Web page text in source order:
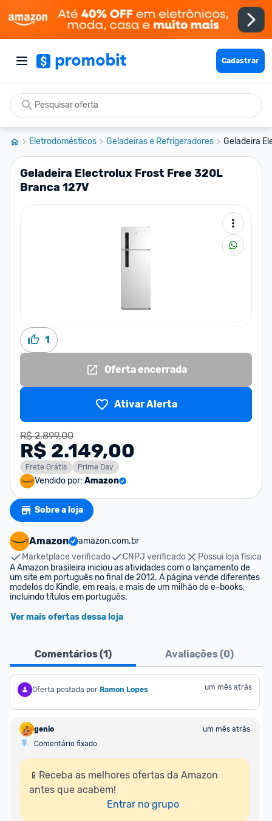
Cadastrar
Eletrodomésticos Geladeiras e Refrigeradores Geladeira
Geladeira Electrolux Frost Free 320L
Branca 127V
1
Oferta encerrada
Ativar Alerta
R$ 2.899,00
R$ 2.149,00
Frete Grátis Prime Day
Vendido por: Amazon
Sobre a loja
Amazon
amazon.com.br
Marketplace verificado
CNPJ verificado
Possui loja física
A Amazon brasileira iniciou as atividades com o lançamento de
um site em português no final de 2012. A página vende diferentes
modelos do Kindle, em reais, e mais de um milhão de e-books,
incluindo títulos em português.
Ver mais ofertas dessa loja
Comentários (1) Avaliações (0)
Oferta postada por Ramon Lopes um mês atrás
genio
um mês atrás
Comentário fixado
📱Receba as melhores ofertas da Amazon
antes que acabem!
Entrar no grupo